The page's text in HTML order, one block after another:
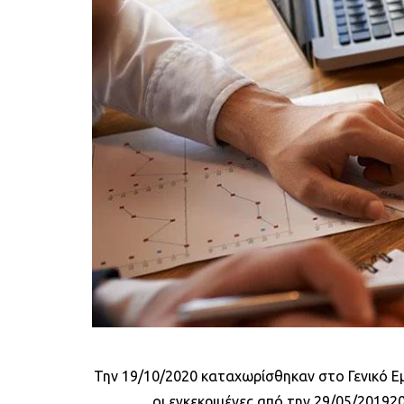
Την 19/10/2020 καταχωρίσθηκαν στο Γενικό